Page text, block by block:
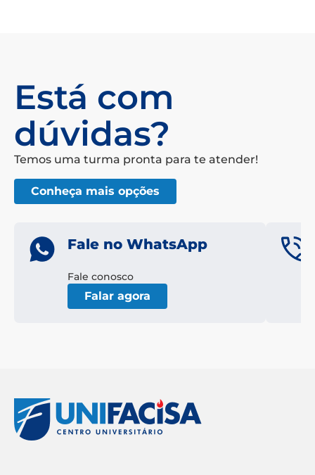
Está com
dúvidas?
Temos uma turma pronta para te atender!
Conheça mais opções
Fale no WhatsApp
Fale conosco
Falar agora